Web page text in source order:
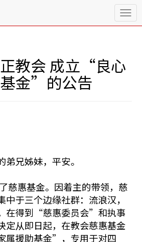
T
o
教会 成立“良心
金”的公告
兄姊妹，平安。
慈惠基金。因着主的带领，慈
于三个边缘社群：流浪汉，
在得到“慈惠委员会”和执事
定从即日起，在教会慈惠基金
属援助基金”，专用于对四